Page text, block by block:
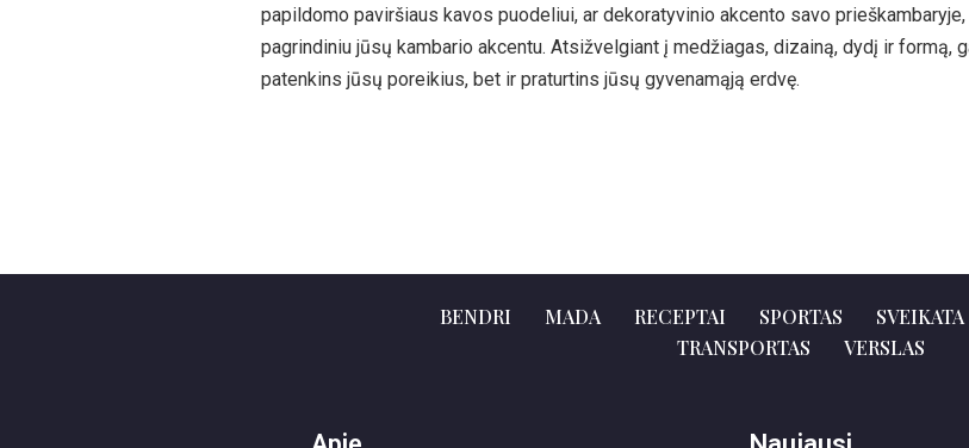
papildomo paviršiaus kavos puodeliui, ar dekoratyvinio akcento savo
pagrindiniu jūsų kambario akcentu. Atsižvelgiant į medžiagas, dizainą, dydį ir formą,
patenkins jūsų poreikius, bet ir praturtins jūsų gyvenamąją erdvę.
BENDRI MADA RECEPTAI SPORTAS SVEIKATA
TRANSPORTAS
VERSLAS